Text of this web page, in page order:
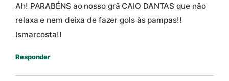
Ah! PARABÉNS ao nosso grã CAIO DANTAS que não
relaxa e nem deixa de fazer gols às pampas!!
Ismarcosta!!
Responder